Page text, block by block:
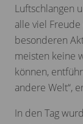
Luftschlangen
alle viel
besonderen
meisten keine
können,
andere Welt“,
In den Tag